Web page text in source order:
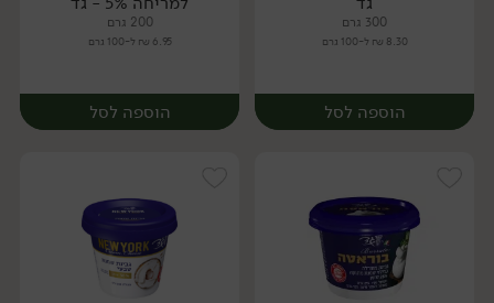
300 גרם
8.30 ₪ ל-100 גרם
הוספה לסל
200 גרם
6.95 ₪ ל-100 גרם
הוספה לסל